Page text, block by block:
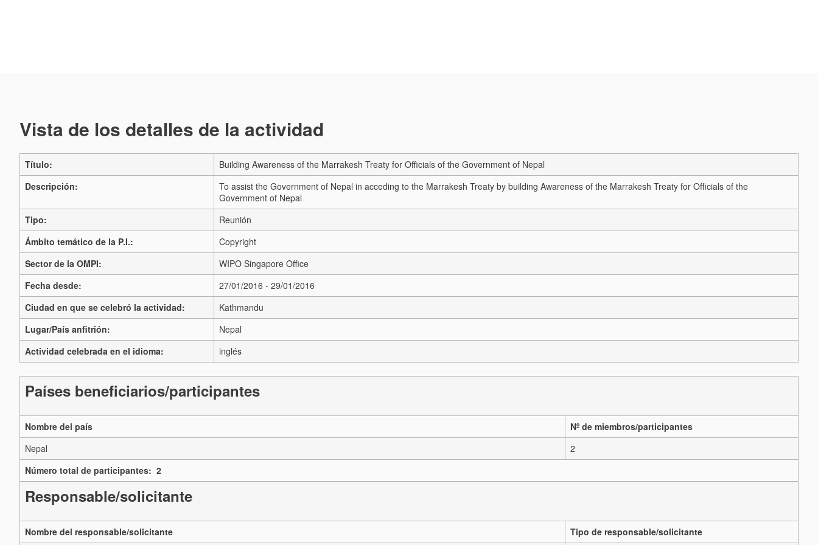
Vista de los detalles de la actividad
Título:
Building Awareness of the Marrakesh Treaty for Officials of the Government of Nepal
Descripción:
To assist the Government of Nepal in acceding to the Marrakesh Treaty by building Awareness of the Marrakesh Treaty for Officials of the
Government of Nepal
Tipo:
Reunión
Ámbito temático de la P.I.:
Copyright
Sector de la OMPI:
WIPO Singapore Office
Fecha desde:
27/01/2016 - 29/01/2016
Ciudad en que se celebró la actividad:
Kathmandu
Lugar/País anfitrión:
Nepal
Actividad celebrada en el idioma:
inglés
Países beneficiarios/participantes
Nombre del país
Nº de miembros/participantes
Nepal
2
Número total de participantes: 2
Responsable/solicitante
Nombre del responsable/solicitante Tipo de responsable/solicitante